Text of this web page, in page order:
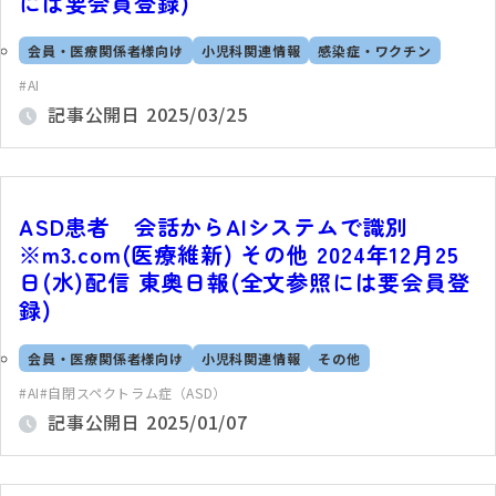
会員・医療関係者様向け 小児科関連情報
感染症・ワクチン
AI
記事公開日 2025/03/25
ASD患者 会話からAIシステムで識別
※m3.com(医療維新) その他 2024年12月25
日(水)配信 東奥日報(全文参照には要会員登
録)
会員・医療関係者様向け 小児科関連情報
その他
AI
自閉スペクトラム症（ASD）
記事公開日 2025/01/07